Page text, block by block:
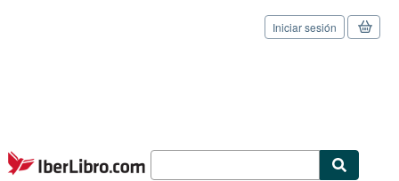
Pasar al contenido principal
IberLibro.com
Iniciar sesión